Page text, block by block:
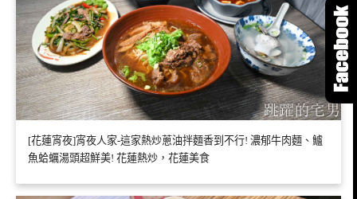
[花蓮宵夜]宵夜人家-這家熱炒蔥油拌麵香到不行! 濃郁牛肉麵、鱸
魚蛤蠣湯頭超鮮美! 花蓮熱炒，花蓮美食